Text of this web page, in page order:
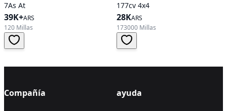
7As At
39K+ARS
120 Millas
177cv 4x4
28KARS
173000 Millas
Compañía ayuda